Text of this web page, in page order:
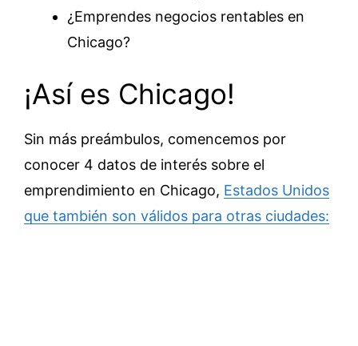
¿Emprendes negocios rentables en
Chicago?
¡Así es Chicago!
Sin más preámbulos, comencemos por
conocer 4 datos de interés sobre el
emprendimiento en Chicago, Estados Unidos
que también son válidos para otras ciudades: